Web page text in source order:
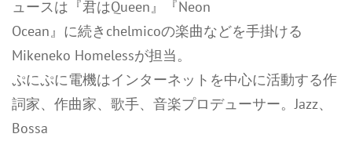
ュースは『君はQueen』『Neon
Ocean』に続きchelmicoの楽曲などを手掛ける
Mikeneko Homelessが担当。
ぷにぷに電機はインターネットを中心に活動する作
詞家、作曲家、歌手、音楽プロデューサー。Jazz、
Bossa